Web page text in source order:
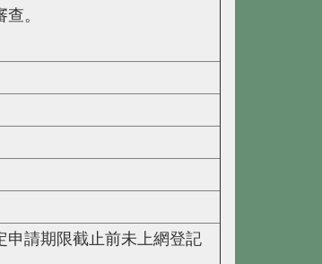
。
申請期限截止前未上網登記